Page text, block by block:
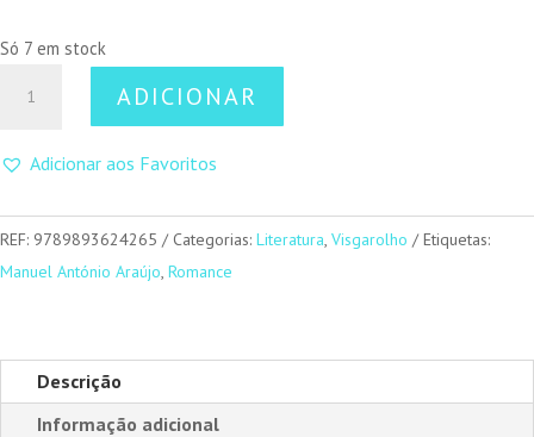
Só 7 em stock
Desenha
ADICIONAR
Adicionar aos Favoritos
REF: 9789893624265 Categorias: Literatura, Visgarolho
Etiquetas:
Manuel António Araújo, Romance
Descrição
Informação adicional